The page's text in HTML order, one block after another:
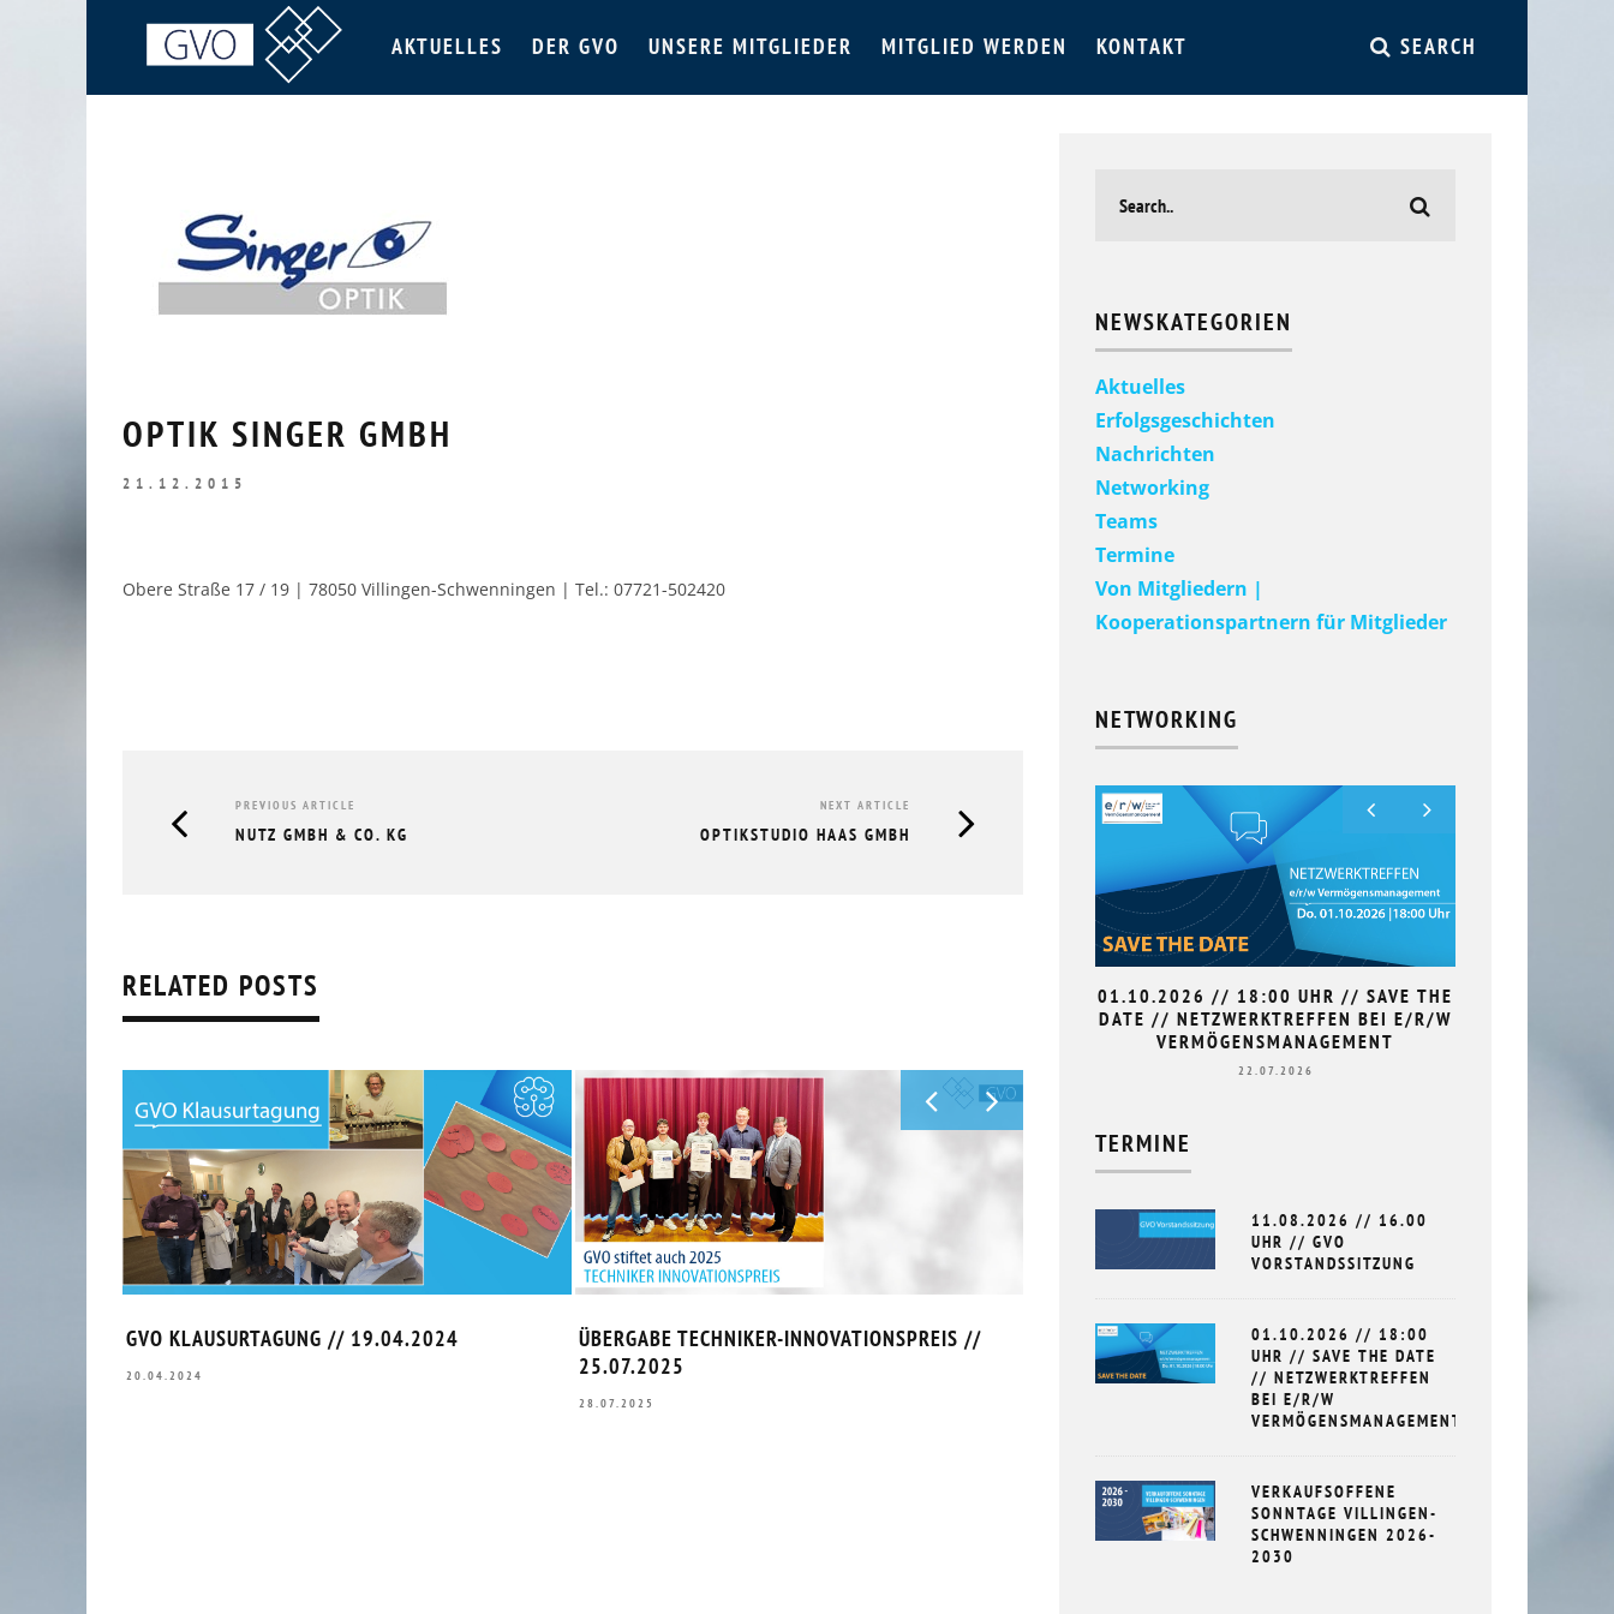
AKTUELLES DER GVO UNSERE MITGLIEDER MITGLIED WERDEN KONTAKT SEARCH
OPTIK SINGER GMBH
21.12.2015
Obere Straße 17 / 19 | 78050 Villingen-Schwenningen | Tel.: 07721-502420
PREVIOUS ARTICLE
NUTZ GMBH & CO. KG
NEXT ARTICLE
OPTIKSTUDIO HAAS GMBH
RELATED POSTS
GVO KLAUSURTAGUNG // 19.04.2024
20.04.2024
ÜBERGABE TECHNIKER-INNOVATIONSPREIS //
25.07.2025
28.07.2025
ABSTIMMUNGSGESPRÄCHE MIT DER STADT VS
30.10.2024
NEWSKATEGORIEN
Aktuelles
Erfolgsgeschichten
Nachrichten
Networking
Teams
Termine
Von Mitgliedern |
Kooperationspartnern für Mitglieder
NETWORKING
RÜCKBLICK UNTERNEHMERFRÜHSTÜCK
01.10.2026 // 18:00 UHR // SAVE THE
DATE // NETZWERKTREFFEN BEI E/R/W
VERMÖGENSMANAGEMENT
22.07.2026
TERMINE
11.08.2026 // 16.00
UHR // GVO
VORSTANDSSITZUNG
01.10.2026 // 18:00
UHR // SAVE THE DATE
// NETZWERKTREFFEN
BEI E/R/W
VERMÖGENSMANAGEMENT
VERKAUFSOFFENE
SONNTAGE VILLINGEN-
SCHWENNINGEN 2026-
2030